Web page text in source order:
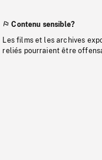
Contenu sensible?
Les films et les archives
reliés pourraient être